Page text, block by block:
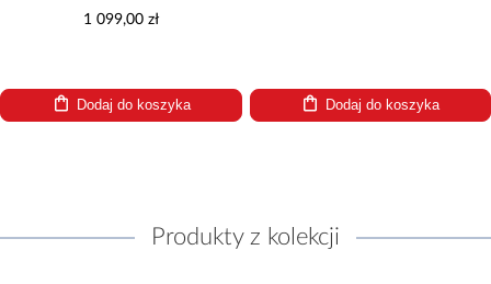
1 099,00 zł
Dodaj do koszyka Dodaj do koszyka
Produkty z kolekcji